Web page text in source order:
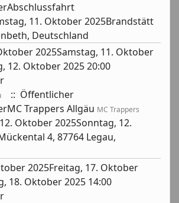
11. Oktober 2025Brandstätt
Deutschland
2025Samstag, 11. Oktober
12. Oktober 2025 20:00
:: Öffentlicher
Trappers Allgäu MC Trappers
Oktober 2025Sonntag, 12.
4, 87764 Legau,
2025Freitag, 17. Oktober
18. Oktober 2025 14:00